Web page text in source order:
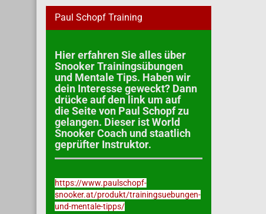
Paul Schopf Training
Hier erfahren Sie alles über
Snooker Trainingsübungen
und Mentale Tips. Haben wir
dein Interesse geweckt? Dann
drücke auf den link um auf
die Seite von Paul Schopf zu
gelangen. Dieser ist World
Snooker Coach und staatlich
geprüfter Instruktor.
https://www.paulschopf-
snooker.at/produkt/trainingsuebungen-
und-mentale-tipps/